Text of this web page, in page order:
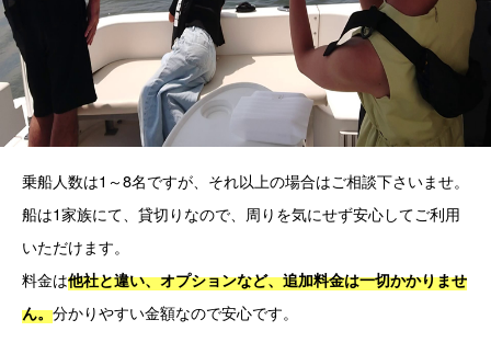
乗船人数は1～8名ですが、それ以上の場合はご相談下さいませ。
船は1家族にて、貸切りなので、周りを気にせず安心してご利用
いただけます。
料金は他社と違い、オプションなど、追加料金は一切かかりませ
ん。分かりやすい金額なので安心です。